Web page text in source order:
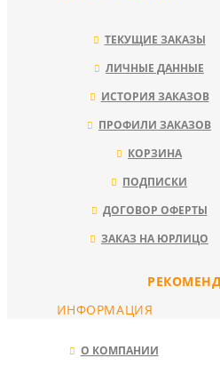
ТЕКУЩИЕ ЗАКАЗЫ
ЛИЧНЫЕ ДАННЫЕ
ИСТОРИЯ ЗАКАЗОВ
ПРОФИЛИ ЗАКАЗОВ
КОРЗИНА
ПОДПИСКИ
ДОГОВОР ОФЕРТЫ
ЗАКАЗ НА ЮРЛИЦО
ИНФОРМАЦИЯ
О КОМПАНИИ